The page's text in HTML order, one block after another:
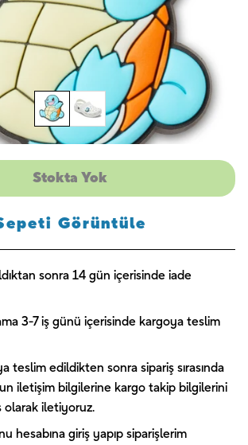
Stokta Yok
Görüntüle
sonra 14 gün içerisinde iade
3-7 iş günü içerisinde kargoya teslim
teslim edildikten sonra sipariş sırasında
iletişim bilgilerine kargo takip bilgilerini
olarak iletiyoruz.
hesabına giriş yapıp siparişlerim